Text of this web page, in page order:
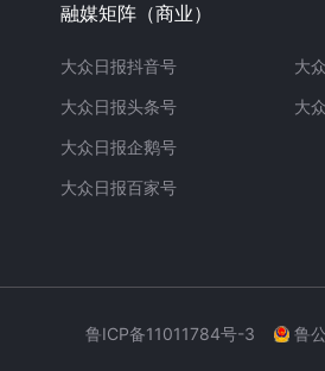
融媒矩阵（商业）
大众日报抖音号
大众日报头条号
大众日报企鹅号
大众日报百家号
大
大
鲁ICP备11011784号-3 鲁